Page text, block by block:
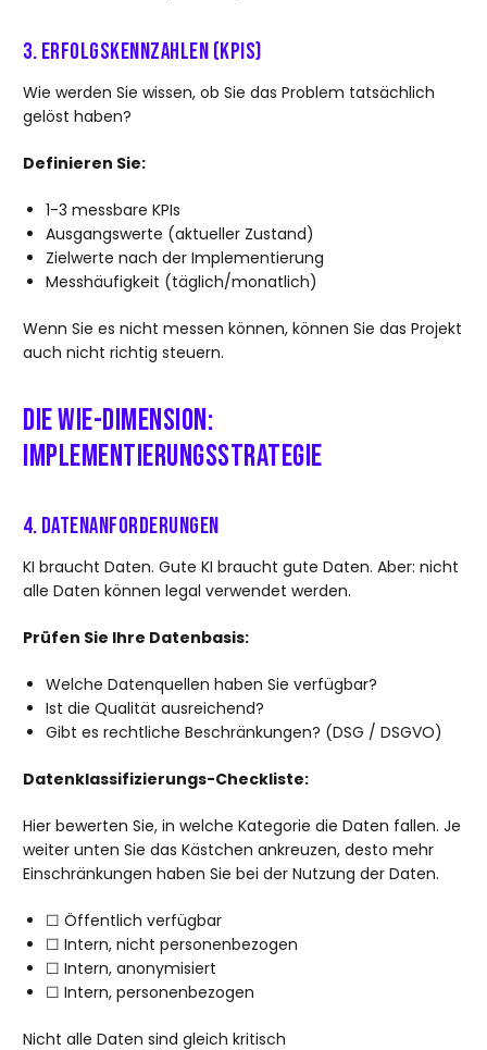
3. Erfolgskennzahlen (KPIs)
Wie werden Sie wissen, ob Sie das Problem tatsächlich
gelöst haben?
Definieren Sie:
1-3 messbare KPIs
Ausgangswerte (aktueller Zustand)
Zielwerte nach der Implementierung
Messhäufigkeit (täglich/monatlich)
Wenn Sie es nicht messen können, können Sie das Projekt
auch nicht richtig steuern.
Die WIE-Dimension:
Implementierungsstrategie
4. Datenanforderungen
KI braucht Daten. Gute KI braucht gute Daten. Aber: nicht
alle Daten können legal verwendet werden.
Prüfen Sie Ihre Datenbasis:
Welche Datenquellen haben Sie verfügbar?
Ist die Qualität ausreichend?
Gibt es rechtliche Beschränkungen? (DSG / DSGVO)
Datenklassifizierungs-Checkliste:
Hier bewerten Sie, in welche Kategorie die Daten fallen. Je
weiter unten Sie das Kästchen ankreuzen, desto mehr
Einschränkungen haben Sie bei der Nutzung der Daten.
☐ Öffentlich verfügbar
☐ Intern, nicht personenbezogen
☐ Intern, anonymisiert
☐ Intern, personenbezogen
Nicht alle Daten sind gleich kritisch